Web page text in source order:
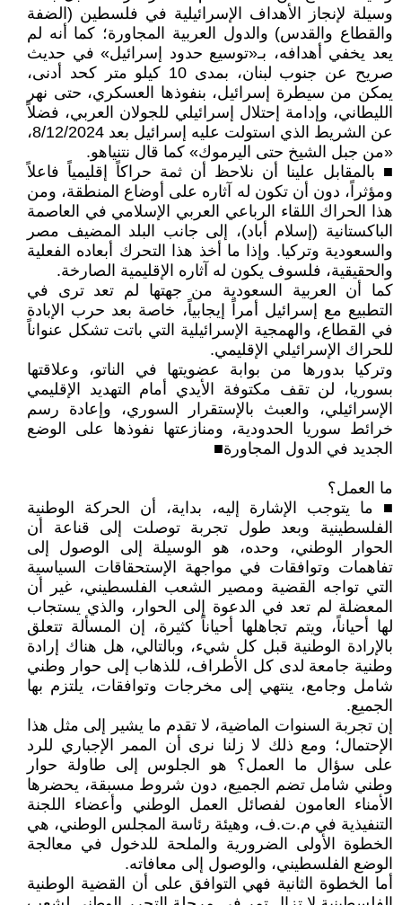
وسيلة لإنجاز الأهداف الإسرائيلية في فلسطين (الضفة
والقطاع والقدس) والدول العربية المجاورة؛ كما أنه لم
يعد يخفي أهدافه، بـ«توسيع حدود إسرائيل» في حديث
صريح عن جنوب لبنان، بمدى 10 كيلو متر كحد أدنى،
يمكن من سيطرة إسرائيل، بنفوذها العسكري، حتى نهر
الليطاني، وإدامة إحتلال إسرائيلي للجولان العربي، فضلاً
عن الشريط الذي استولت عليه إسرائيل بعد 8/12/2024،
«من جبل الشيخ حتى اليرموك» كما قال نتنياهو.
■ بالمقابل علينا أن نلاحظ أن ثمة حراكاً إقليمياً فاعلاً
ومؤثراً، دون أن تكون له آثاره على أوضاع المنطقة، ومن
هذا الحراك اللقاء الرباعي العربي الإسلامي في العاصمة
الباكستانية (إسلام أباد)، إلى جانب البلد المضيف مصر
والسعودية وتركيا. وإذا ما أخذ هذا التحرك أبعاده الفعلية
والحقيقية، فلسوف يكون له آثاره الإقليمية الصارخة.
كما أن العربية السعودية من جهتها لم تعد ترى في
التطبيع مع إسرائيل أمراً إيجابياً، خاصة بعد حرب الإبادة
في القطاع، والهمجية الإسرائيلية التي باتت تشكل عنواناً
للحراك الإسرائيلي الإقليمي.
وتركيا بدورها من بوابة عضويتها في الناتو، وعلاقتها
بسوريا، لن تقف مكتوفة الأيدي أمام التهديد الإقليمي
الإسرائيلي، والعبث بالإستقرار السوري، وإعادة رسم
خرائط سوريا الحدودية، ومنازعتها نفوذها على الوضع
الجديد في الدول المجاورة■
ما العمل؟
■ ما يتوجب الإشارة إليه، بداية، أن الحركة الوطنية
الفلسطينية وبعد طول تجربة توصلت إلى قناعة أن
الحوار الوطني، وحده، هو الوسيلة إلى الوصول إلى
تفاهمات وتوافقات في مواجهة الإستحقاقات السياسية
التي تواجه القضية ومصير الشعب الفلسطيني، غير أن
المعضلة لم تعد في الدعوة إلى الحوار، والذي يستجاب
لها أحياناً، ويتم تجاهلها أحياناً كثيرة، إن المسألة تتعلق
بالإرادة الوطنية قبل كل شيء، وبالتالي، هل هناك إرادة
وطنية جامعة لدى كل الأطراف، للذهاب إلى حوار وطني
شامل وجامع، ينتهي إلى مخرجات وتوافقات، يلتزم بها
الجميع.
إن تجربة السنوات الماضية، لا تقدم ما يشير إلى مثل هذا
الإحتمال؛ ومع ذلك لا زلنا نرى أن الممر الإجباري للرد
على سؤال ما العمل؟ هو الجلوس إلى طاولة حوار
وطني شامل تضم الجميع، دون شروط مسبقة، يحضرها
الأمناء العامون لفصائل العمل الوطني وأعضاء اللجنة
التنفيذية في م.ت.ف، وهيئة رئاسة المجلس الوطني، هي
الخطوة الأولى الضرورية والملحة للدخول في معالجة
الوضع الفلسطيني، والوصول إلى معافاته.
أما الخطوة الثانية فهي التوافق على أن القضية الوطنية